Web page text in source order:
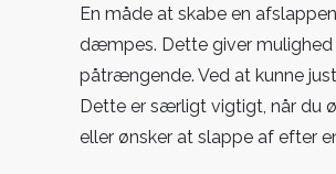
En måde at skabe en
dæmpes. Dette giver mulighed
påtrængende. Ved at kunne
Dette er særligt vigtigt, når du
eller ønsker at slappe af efter